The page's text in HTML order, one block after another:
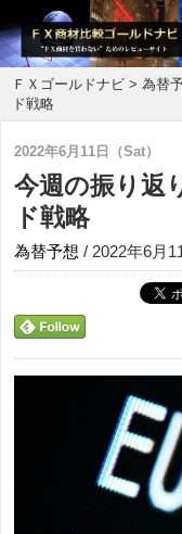
ＦＸゴールドナビ >為替
ド戦略
2022年6月11日（Sat）
今週の振り返
ド戦略
為替予想 / 2022年6月